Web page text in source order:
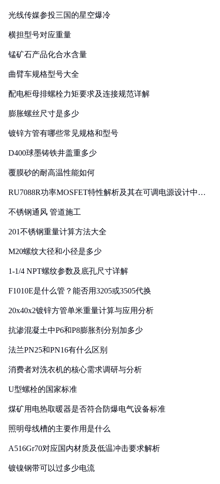
光线传媒参投三国的星空爆冷
横担型号对应重量
锰矿石产品化合水含量
曲臂车规格型号大全
配电柜母排螺栓力矩要求及连接规范详解
膨胀螺丝尺寸是多少
镀锌方管有哪些常见规格和型号
D400球墨铸铁井盖重多少
覆膜砂的耐高温性能如何
RU7088R功率MOSFET特性解析及其在可调电源设计中的
不锈钢通风 管道施工
201不锈钢重量计算方法大全
M20螺纹大径和小径是多少
1-1/4 NPT螺纹参数及底孔尺寸详解
F1010E是什么管？能否用3205或3505代换
20x40x2镀锌方管单米重量计算与应用分析
抗渗混凝土中P6和P8膨胀剂分别加多少
法兰PN25和PN16有什么区别
消费者对洗衣机的核心需求调研与分析
U型螺栓的国家标准
煤矿用电热取暖器是否符合防爆电气设备标准
照明母线槽的主要作用是什么
A516Gr70对应国内材质及低温冲击要求解析
镀镍钢带可以过多少电流